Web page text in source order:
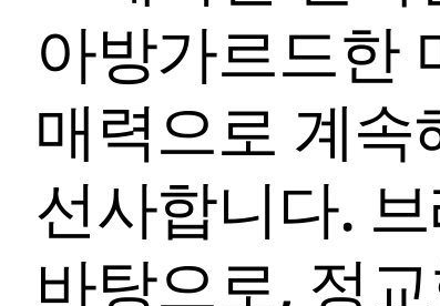
아방가르드한
매력으로 계
선사합니다.
바탕으로, 정